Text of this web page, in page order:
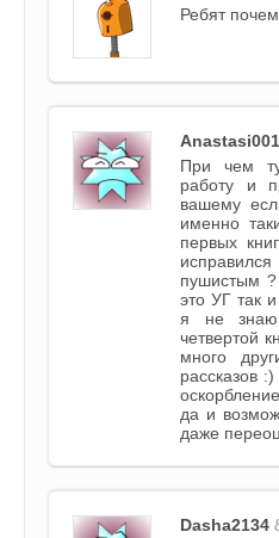
Ребят
Anastasi001
При чем
работу и
вашему
именно
первых
пушистым
это УГ так
я не
четвертой
много
рассказов
да и
даже
Dasha2134